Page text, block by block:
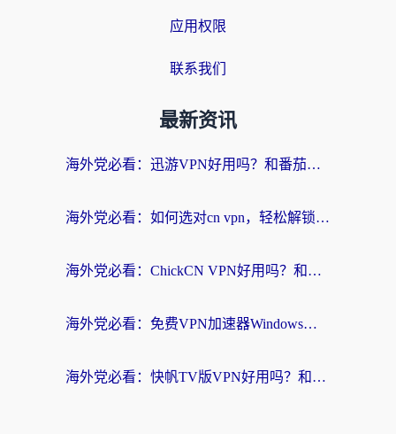
应用权限
联系我们
最新资讯
海外党必看：迅游VPN好用吗？和番茄加速器VPN对比哪个回国效果更好？
海外党必看：如何选对cn vpn，轻松解锁国内影音游戏？
海外党必看：ChickCN VPN好用吗？和星河VPN对比哪个回国效果更好？附真实体验+避坑指南
海外党必看：免费VPN加速器Windows版怎么选？附真实测评与无缝访问国内资源指南
海外党必看：快帆TV版VPN好用吗？和hi龟龟VPN对比哪个回国效果更好？附免费加速器选择指南